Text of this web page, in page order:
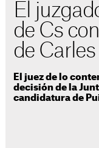
El
de Cs
de
El juez de lo
decisión de la
candidatura de